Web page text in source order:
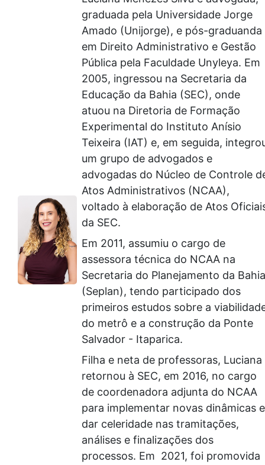
graduada pela Universidade Jorge
Amado (Unijorge), e pós-graduanda
em Direito Administrativo e Gestão
Pública pela Faculdade Unyleya. Em
2005, ingressou na Secretaria da
Educação da Bahia (SEC), onde
atuou na Diretoria de Formação
Experimental do Instituto Anísio
Teixeira (IAT) e, em seguida,
um grupo de advogados e
advogadas do Núcleo de Controle
Atos Administrativos (NCAA),
voltado à elaboração de Atos
da SEC.
Em 2011, assumiu o cargo de
assessora técnica do NCAA na
Secretaria do Planejamento da Bahia
(Seplan), tendo participado dos
primeiros estudos sobre a
do metrô e a construção da Ponte
Salvador - Itaparica.
Filha e neta de professoras, Luciana
retornou à SEC, em 2016, no cargo
de coordenadora adjunta do NCAA
para implementar novas dinâmicas e
dar celeridade nas tramitações,
análises e finalizações dos
processos. Em 2021, foi promovida